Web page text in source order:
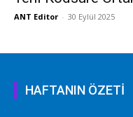
ANT Editor - 30 Eylül 2025
HAFTANIN ÖZETİ